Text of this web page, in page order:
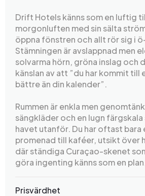
Drift Hotels känns som en luftig
morgonluften med sin sälta
öppna fönstren och allt rör sig i
Stämningen är avslappnad men
solvarma hörn, gröna inslag och
känslan av att ”du har kommit till
bättre än din kalender”.
Rummen är enkla men
sängkläder och en lugn
havet utanför. Du har oftast bara
promenad till kaféer, utsikt över
där ständiga Curaçao-skenet
göra ingenting känns som en
Prisvärdhet